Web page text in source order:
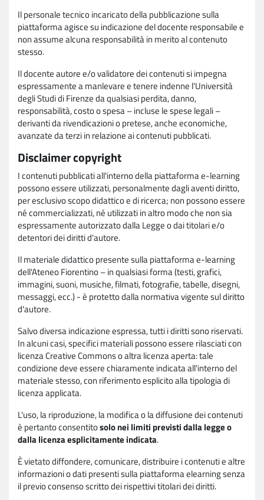
Il personale tecnico incaricato della pubblicazione sulla
piattaforma agisce su indicazione del docente responsabile e
non assume alcuna responsabilità in merito al contenuto
stesso.
Il docente autore e/o validatore dei contenuti si impegna
espressamente a manlevare e tenere indenne l'Università
degli Studi di Firenze da qualsiasi perdita, danno,
responsabilità, costo o spesa – incluse le spese legali –
derivanti da rivendicazioni o pretese, anche economiche,
avanzate da terzi in relazione ai contenuti pubblicati.
Disclaimer copyright
I contenuti pubblicati all'interno della piattaforma e-learning
possono essere utilizzati, personalmente dagli aventi diritto,
per esclusivo scopo didattico e di ricerca; non possono essere
né commercializzati, né utilizzati in altro modo che non sia
espressamente autorizzato dalla Legge o dai titolari e/o
detentori dei diritti d'autore.
Il materiale didattico presente sulla piattaforma e-learning
dell'Ateneo Fiorentino – in qualsiasi forma (testi, grafici,
immagini, suoni, musiche, filmati, fotografie, tabelle, disegni,
messaggi, ecc.) - è protetto dalla normativa vigente sul diritto
d'autore.
Salvo diversa indicazione espressa, tutti i diritti sono riservati.
In alcuni casi, specifici materiali possono essere rilasciati con
licenza Creative Commons o altra licenza aperta: tale
condizione deve essere chiaramente indicata all'interno del
materiale stesso, con riferimento esplicito alla tipologia di
licenza applicata.
L'uso, la riproduzione, la modifica o la diffusione dei contenuti
è pertanto consentitosolo nei limiti previsti dalla legge o
dalla licenza esplicitamente indicata.
È vietato diffondere, comunicare, distribuire i contenuti e altre
informazioni o dati presenti sulla piattaforma elearning senza
il previo consenso scritto dei rispettivi titolari dei diritti.